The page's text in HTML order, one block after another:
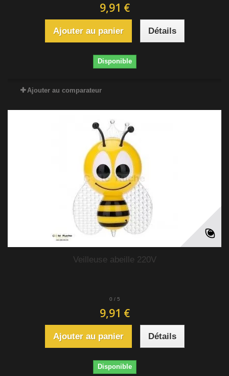
9,91 €
Ajouter au panier Détails
Disponible
Ajouter au comparateur
Veilleuse abeille 220V
0 / 5
9,91 €
Ajouter au panier Détails
Disponible